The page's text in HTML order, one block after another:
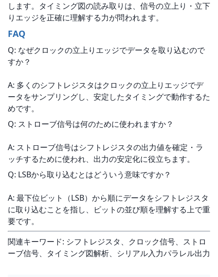
します。タイミング図の読み取りは、信号の立上り・立下
りエッジを正確に理解する力が問われます。
FAQ
Q: なぜクロックの立上りエッジでデータを取り込むので
すか？
A: 多くのシフトレジスタはクロックの立上りエッジでデ
ータをサンプリングし、安定したタイミングで動作するた
めです。
Q: ストローブ信号は何のために使われますか？
A: ストローブ信号はシフトレジスタの出力値を確定・ラ
ッチするために使われ、出力の安定化に役立ちます。
Q: LSBから取り込むとはどういう意味ですか？
A: 最下位ビット（LSB）から順にデータをシフトレジスタ
に取り込むことを指し、ビットの並び順を理解する上で重
要です。
関連キーワード: シフトレジスタ、クロック信号、ストロ
ーブ信号、タイミング図解析、シリアル入力パラレル出力